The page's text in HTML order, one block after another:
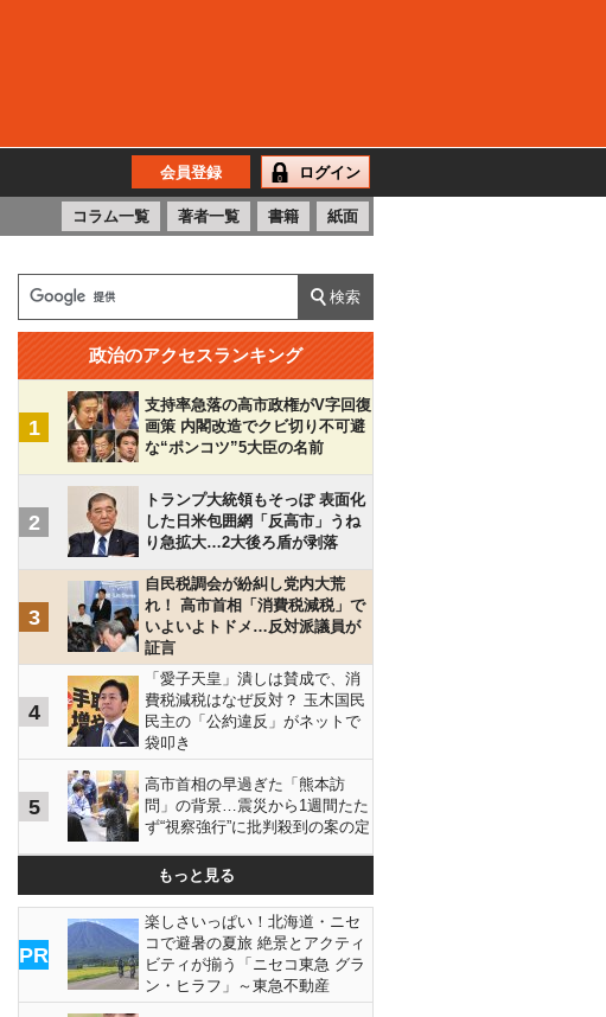
会員登録 ログイン
コラム一覧 著者一覧 書籍 紙面
政治のアクセスランキング
1
支持率急落の高市政権がV字回復
画策 内閣改造でクビ切り不可避
な“ポンコツ”5大臣の名前
2
トランプ大統領もそっぽ 表面化
した日米包囲網「反高市」うね
り急拡大…2大後ろ盾が剥落
3
自民税調会が紛糾し党内大荒
れ！ 高市首相「消費税減税」で
いよいよトドメ…反対派議員が
証言
4
「愛子天皇」潰しは賛成で、消
費税減税はなぜ反対？ 玉木国民
民主の「公約違反」がネットで
袋叩き
5
高市首相の早過ぎた「熊本訪
問」の背景…震災から1週間たた
ず“視察強行”に批判殺到の案の定
もっと見る
PR
楽しさいっぱい！北海道・ニセ
コで避暑の夏旅 絶景とアクティ
ビティが揃う「ニセコ東急 グラ
ン・ヒラフ」～東急不動産